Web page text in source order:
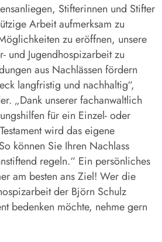
Stifterinnen und Stifter
Arbeit aufmerksam zu
zu eröffnen, unsere
und ­Jugendhospizarbeit zu
aus Nachlässen fördern
langfristig und nachhaltig“,
„Dank unserer fachanwaltlich
für ein Einzel- oder
wird das eigene
können Sie Ihren Nachlass
regeln.“ Ein persönliches
am besten ans Ziel! Wer die
der Björn Schulz
bedenken möchte, nehme gern